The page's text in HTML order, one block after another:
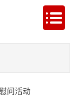
问活动